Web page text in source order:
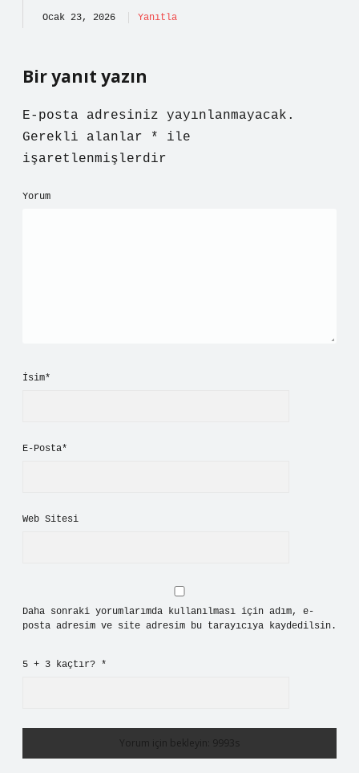
Ocak 23, 2026 Yanıtla
Bir yanıt yazın
E-posta adresiniz yayınlanmayacak.
Gerekli alanlar
*
ile
işaretlenmişlerdir
Yorum
İsim*
E-Posta*
Web Sitesi
Daha sonraki yorumlarımda kullanılması için adım, e-
posta adresim ve site adresim bu tarayıcıya kaydedilsin.
5 + 3 kaçtır? *